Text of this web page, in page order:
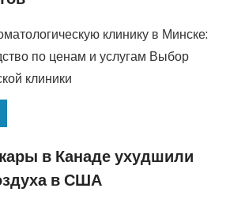
клинику в Минске:
по ценам и услугам Выбор
клиники
в Канаде ухудшили
в США